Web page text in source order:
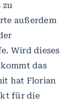
zu
außerdem
Wird dieses
das
hat Florian
für die